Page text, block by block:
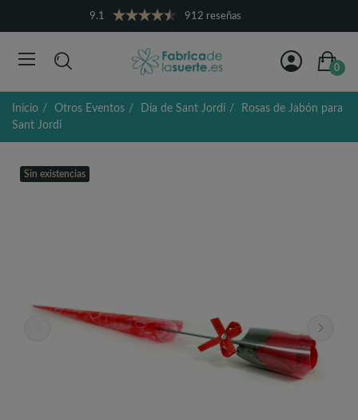
9.1 912 reseñas
0
Inicio Otros Eventos Día de Sant Jordi
Rosas de Jabón para
Sant Jordi
Sin existencias